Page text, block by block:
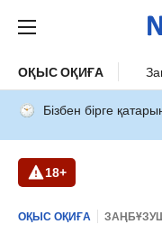
ОҚЫС ОҚИҒА
Бізбен бірге
18+
ОҚЫС ОҚИҒА